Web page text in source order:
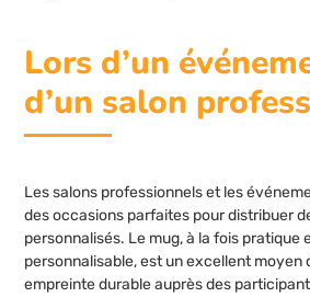
Lors d’un
d’un salon
Les salons professionnels et les
des occasions parfaites pour distribuer
personnalisés. Le mug, à la fois
personnalisable, est un excellent moyen
empreinte durable auprès des